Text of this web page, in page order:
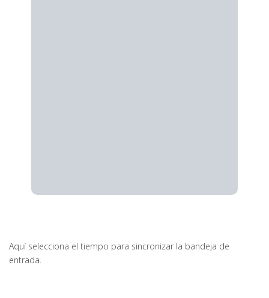
Aquí selecciona el tiempo para sincronizar la bandeja de
entrada.